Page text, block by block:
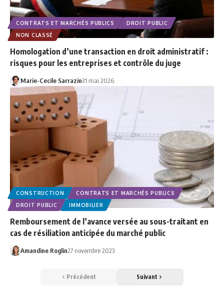
CONTRATS ET MARCHÉS PUBLICS
DROIT PUBLIC
NON CLASSÉ
Homologation d’une transaction en droit administratif :
risques pour les entreprises et contrôle du juge
Marie-Cecile Sarrazin31 mai 2026
CONSTRUCTION
CONTRATS ET MARCHÉS PUBLICS
DROIT PUBLIC
IMMOBILIER
Remboursement de l’avance versée au sous-traitant en
cas de résiliation anticipée du marché public
Amandine Roglin27 novembre 2023
Précédent Suivant